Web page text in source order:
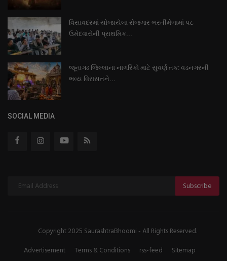
વિસાવદરમાં યોજાયેલા રોજગાર ભરતીમેળામાં ૫૮
ઉમેદવારોની પ્રાથમિક...
જૂનાગઢ જિલ્લાના નાગરિકો માટે સુવર્ણ તક: વડનગરની
ભવ્ય વિરાસતને...
SOCIAL MEDIA
Subscribe
Copyright 2025 SaurashtraBhoomi - All Rights Reserved.
Advertisement
Terms & Conditions rss-feed Sitemap